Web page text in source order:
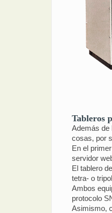
Tableros
Además de
cosas, por
En el
servidor
El tablero
tetra- o
Ambos
protocolo
Asimismo,